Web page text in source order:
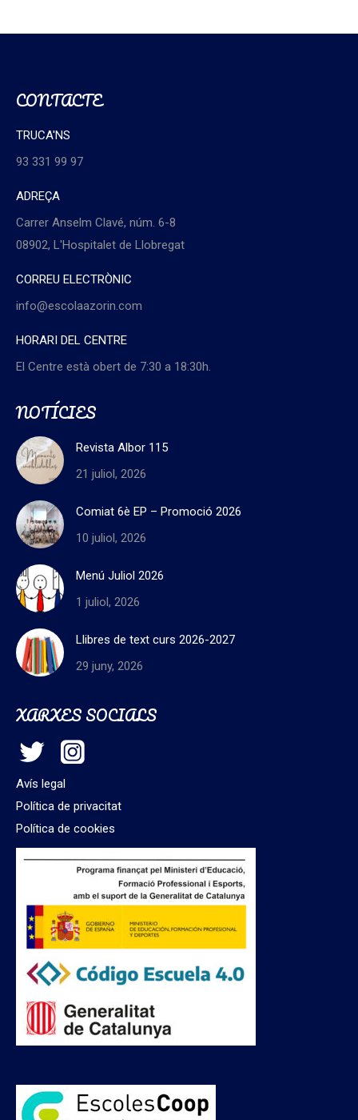
CONTACTE
TRUCA'NS
93 331 99 97
ADREÇA
Carrer Anselm Clavé, núm. 6-8
08902, L'Hospitalet de Llobregat
CORREU ELECTRÒNIC
info@escolaazorin.com
HORARI DEL CENTRE
El Centre està obert de 7:30 a 18:30h.
NOTÍCIES
Revista Albor 115
21 juliol, 2026
Comiat 6è EP – Promoció 2026
10 juliol, 2026
Menú Juliol 2026
1 juliol, 2026
Llibres de text curs 2026-2027
29 juny, 2026
XARXES SOCIALS
Avís legal
Política de privacitat
Política de cookies